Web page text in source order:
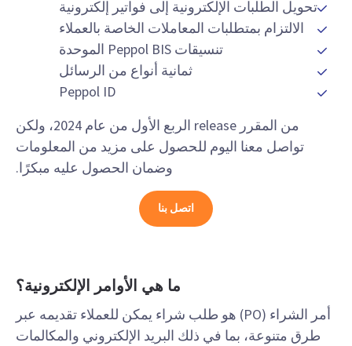
تحويل الطلبات الإلكترونية إلى فواتير إلكترونية
الالتزام بمتطلبات المعاملات الخاصة بالعملاء
تنسيقات Peppol BIS الموحدة
ثمانية أنواع من الرسائل
Peppol ID
من المقرر release الربع الأول من عام 2024، ولكن
تواصل معنا اليوم للحصول على مزيد من المعلومات
وضمان الحصول عليه مبكرًا.
اتصل بنا
ما هي الأوامر الإلكترونية؟
أمر الشراء (PO) هو طلب شراء يمكن للعملاء تقديمه عبر
طرق متنوعة، بما في ذلك البريد الإلكتروني والمكالمات